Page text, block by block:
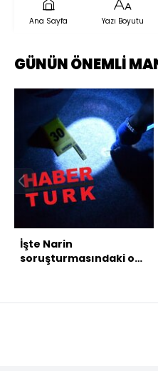
Ana Sayfa Yazı Boyutu
GÜNÜN ÖNEMLİ
İşte Narin
soruşturmasındaki o